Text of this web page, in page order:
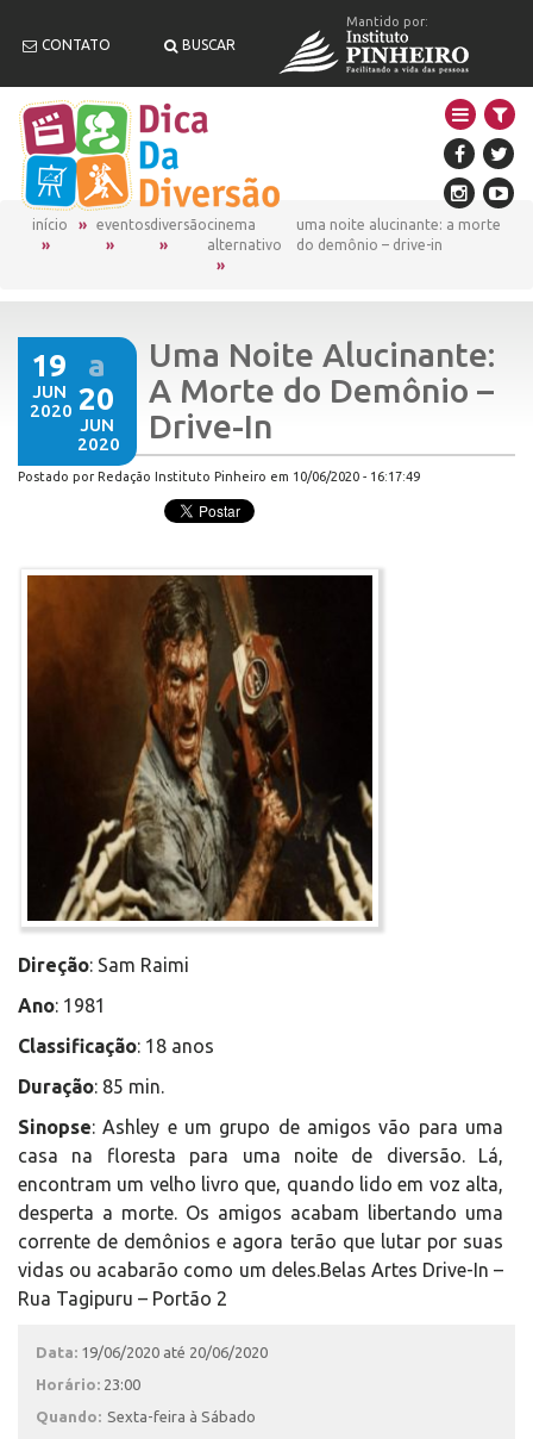
CONTATO BUSCAR
Mantido por:
início eventosdiversãocinema
alternativo
uma noite alucinante: a morte
do demônio – drive-in
19
JUN
2020
a
20
JUN
2020
Uma Noite Alucinante:
A Morte do Demônio –
Drive-In
Postado por Redação Instituto Pinheiro em 10/06/2020 - 16:17:49
Direção: Sam Raimi
Ano: 1981
Classificação: 18 anos
Duração: 85 min.
Sinopse: Ashley e um grupo de amigos vão para uma
casa na floresta para uma noite de diversão. Lá,
encontram um velho livro que, quando lido em voz alta,
desperta a morte. Os amigos acabam libertando uma
corrente de demônios e agora terão que lutar por suas
vidas ou acabarão como um deles.Belas Artes Drive-In –
Rua Tagipuru – Portão 2
Data: 19/06/2020 até 20/06/2020
Horário: 23:00
Quando: Sexta-feira à Sábado